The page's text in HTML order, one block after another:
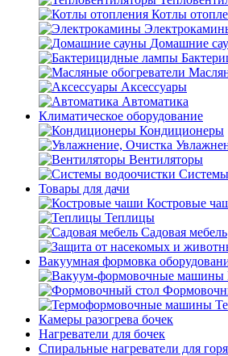
Котлы
Домашние
Аксессуары
Автоматика
Климатическое оборудование
Кондиционеры
Вентиляторы
Товары для дачи
Костровые
Теплицы
Садовая мебель
Вакуумная формовка
Камеры разогрева бочек
Нагреватели для бочек
Спиральные нагреватели для